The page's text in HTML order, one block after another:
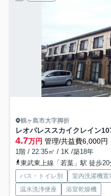
鶴ヶ島市大字脚折
レオパレススカイクレイン
4.7万円 管理/共益費6,000円
1階 / 22.35㎡ / 1K /築18年
東武東上線「若葉」駅 徒歩20
バス・トイレ別 室内洗濯機置
温水洗浄便座
浴室乾燥機